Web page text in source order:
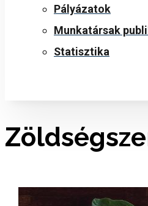
Pályázatok
Munkatársak
Statisztika